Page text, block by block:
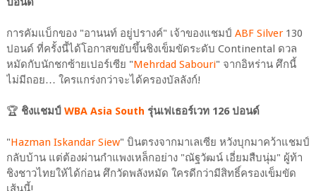
การคัมแบ็กของ "อานนท์ อยู่ปรางค์" เจ้าของแชมป์ ABF Silver130
ปอนด์ ที่ครั้งนี้ได้โอกาสขยับขึ้นชิงเข็มขัดระดับ Continental ดวล
หมัดกับนักชกซ้ายเปอร์เซีย "Mehrdad Sabouri" จากอิหร่าน ศึกนี้
ไม่มีถอย… ใครแกร่งกว่าจะได้ครองบัลลังก์!
🏆 ชิงแชมป์ WBA Asia South รุ่นเฟเธอร์เวท 126 ปอนด์
"Hazman Iskandar Siew" บินตรงจากมาเลเซีย หวังบุกมาคว้าแชมป์
กลับบ้าน แต่ต้องผ่านกำแพงเหล็กอย่าง "ณัฐวัฒน์ เอี่ยมสืบนุ่ม" ผู้ท้า
ชิงชาวไทยให้ได้ก่อน ศึกวัดพลังหมัด ใครดีกว่ามีสิทธิ์ครองเข็มขัด